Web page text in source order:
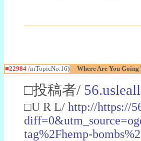
■22984 /inTopicNo.16) Where Are You
□投稿者/
□U R L/ http://https://
tag%2Fhemp-